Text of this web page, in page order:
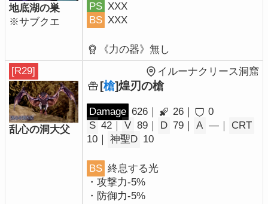
地底湖の巣
※サブクエ
PS XXX
BS XXX
《力の器》無し
[R29]
乱心の洞大父
イルーナクリース洞窟
[槍]煌刃の槍
Damage 626｜ 26｜
0
S 42｜ V 89｜ D 79｜ A ―｜
CRT
10｜
神聖D 10
BS 終息する光
・攻撃力-5%
・防御力-5%